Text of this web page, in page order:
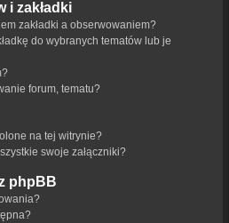
i zakładki
zakładki a obserwowaniem?
do wybranych tematów lub je
forum, tematu?
na tej witrynie?
swoje załączniki?
phpBB